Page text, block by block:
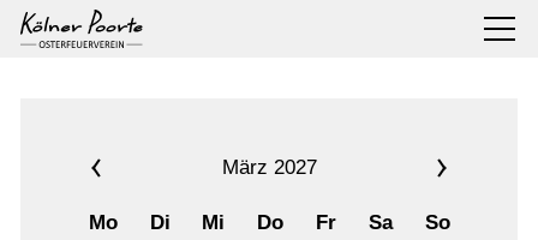
März 2027
Mo Di Mi Do Fr Sa
So